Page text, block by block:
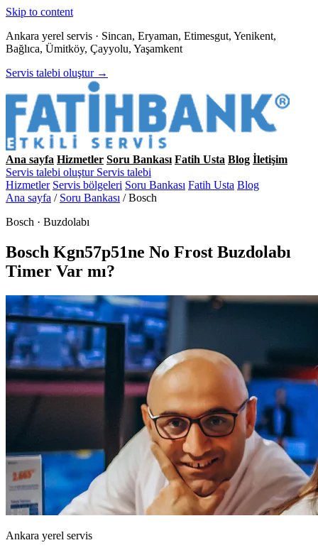
Skip to content
Ankara yerel servis · Sincan, Eryaman, Etimesgut, Yenikent,
Bağlıca, Ümitköy, Çayyolu, Yaşamkent
Servis talebi oluştur →
Ana sayfa Hizmetler Soru Bankası Fatih Usta Blog İletişim
Servis talebi oluştur Servis talebi
Hizmetler Servis bölgeleri Soru Bankası Fatih Usta Blog
Ana sayfa / Soru Bankası / Bosch
Bosch · Buzdolabı
Bosch Kgn57p51ne No Frost Buzdolabı
Timer Var mı?
Ankara yerel servis